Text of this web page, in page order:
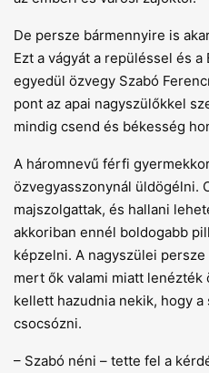
De persze bármennyire is
Ezt a vágyát a repüléssel és
egyedül özvegy Szabó
pont az apai nagyszülőkkel
mindig csend és békesség
A háromnevű férfi
özvegyasszonynál üldögélni.
majszolgattak, és hallani
akkoriban ennél boldogabb
képzelni. A nagyszülei
mert ők valami miatt
kellett hazudnia nekik, hogy
csocsózni.
– Szabó néni – tette fel a